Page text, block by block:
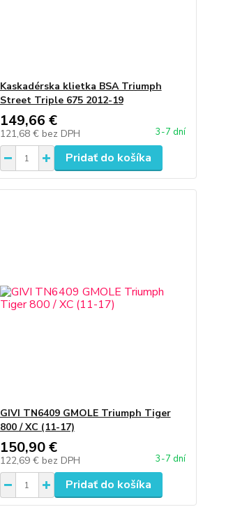
Kaskadérska klietka BSA Triumph
Street Triple 675 2012-19
149,66 €
121,68 € bez DPH 3-7 dní
Pridať do košíka
GIVI TN6409 GMOLE Triumph Tiger
800 / XC (11-17)
150,90 €
122,69 € bez DPH 3-7 dní
Pridať do košíka